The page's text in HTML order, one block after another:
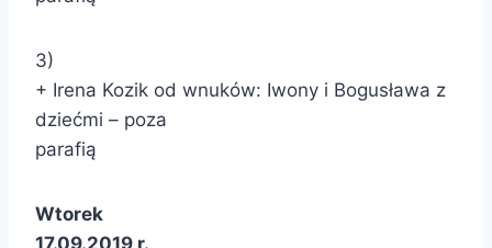
3)
+ Irena Kozik od wnuków: Iwony i Bogusława z
dziećmi – poza
parafią
Wtorek
17.09.2019 r.